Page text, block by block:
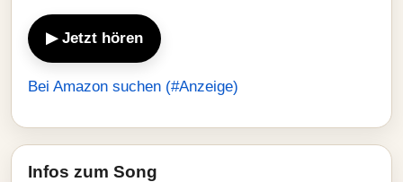
▶ Jetzt hören
Bei Amazon suchen (#Anzeige)
Infos zum Song